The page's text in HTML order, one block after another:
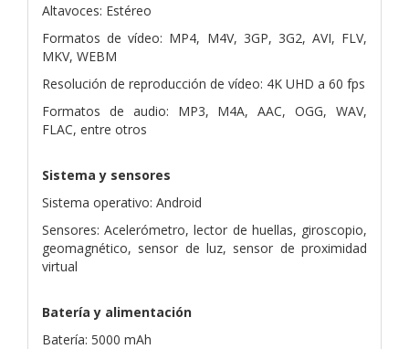
Altavoces: Estéreo
Formatos de vídeo: MP4, M4V, 3GP, 3G2, AVI, FLV,
MKV, WEBM
Resolución de reproducción de vídeo: 4K UHD a 60 fps
Formatos de audio: MP3, M4A, AAC, OGG, WAV,
FLAC, entre otros
Sistema y sensores
Sistema operativo: Android
Sensores: Acelerómetro, lector de huellas, giroscopio,
geomagnético, sensor de luz, sensor de proximidad
virtual
Batería y alimentación
Batería: 5000 mAh